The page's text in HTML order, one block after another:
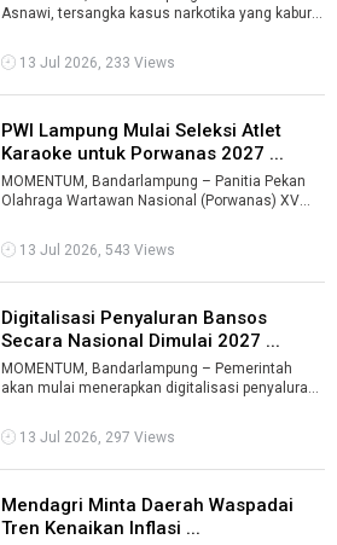
Asnawi, tersangka kasus narkotika yang kabur
...
13 Jul 2026, 233 Views
PWI Lampung Mulai Seleksi Atlet
Karaoke untuk Porwanas 2027 ...
MOMENTUM, Bandarlampung – Panitia Pekan
Olahraga Wartawan Nasional (Porwanas) XV
13 Jul 2026, 543 Views
Digitalisasi Penyaluran Bansos
Secara Nasional Dimulai 2027 ...
MOMENTUM, Bandarlampung – Pemerintah
akan mulai menerapkan digitalisasi penyaluran
13 Jul 2026, 297 Views
Mendagri Minta Daerah Waspadai
Tren Kenaikan Inflasi ...